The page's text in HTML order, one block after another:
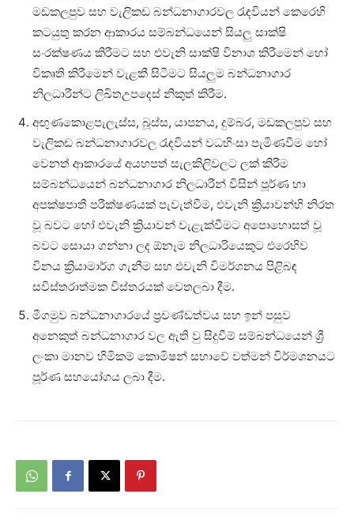
මඩකලපුව සහ වැලිකඩ බන්ධනාගාරවල රැඳවියන් කෙරෙහි
කටයුතු කරන ආකාරය සම්බන්ධයෙන් සියලු සාක්ෂි
සංරක්ෂණය කිරීමට සහ එවැනි සාක්ෂි විනාශ කිරීමෙන් හෝ
විකෘති කිරීමෙන් වැළකී සිටීමට සියලුම බන්ධනාගාර
නිලධාරීන්ට ලිඛිතඋපදෙස් නිකුත් කිරීම.
අඟුණකොළපැලැස්ස, බූස්ස, යාපනය, දුම්බර, මඩකලපුව සහ
වැලිකඩ බන්ධනාගාරවල රැඳවියන් වධහිංසා පැමිණවීම හෝ
වෙනත් ආකාරයේ අයහපත් සැලකිලිවලට ලක් කිරීම
සම්බන්ධයෙන් බන්ධනාගාර නිලධාරීන් විසින් පූර්ණ හා
අපක්ෂපාතී පරීක්ෂණයක් පැවැත්වීම, එවැනි ක්‍රියාවන්හි නිරත
වූ බවට හෝ එවැනි ක්‍රියාවන් වැළැක්වීමට අපොහොසත් වූ
බවට සොයා ගන්නා ලද ඕනෑම නිලධාරියෙකුට එරෙහිව
විනය ක්‍රියාමාර්ග ගැනීම සහ එවැනි විමර්ශනය පිළිබඳ
සවිස්තරාත්මක විස්තරයක් වෙතලබා දීම.
මීගමුව බන්ධනාගාරයේ ප්‍රචණ්ඩත්වය සහ ඉන් පසුව
අනෙකුත් බන්ධනාගාර වල ඇති වු සිදුවීම් සම්බන්ධයෙන් ශ්‍රී
ලංකා මානව හිමිකම් කොමිෂන් සභාවේ වත්මන් විර්මශනයට
පූර්ණ සහයෝගය ලබා දීම.